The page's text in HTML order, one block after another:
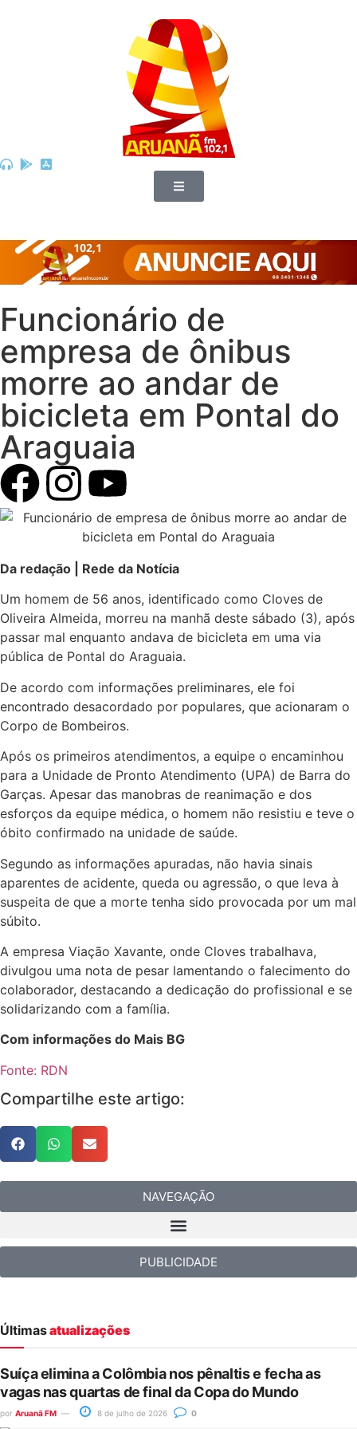
Funcionário de
empresa de ônibus
morre ao andar de
bicicleta em Pontal do
Araguaia
Da redação | Rede da Notícia
Um homem de 56 anos, identificado como Cloves de
Oliveira Almeida, morreu na manhã deste sábado (3), após
passar mal enquanto andava de bicicleta em uma via
pública de Pontal do Araguaia.
De acordo com informações preliminares, ele foi
encontrado desacordado por populares, que acionaram o
Corpo de Bombeiros.
Após os primeiros atendimentos, a equipe o encaminhou
para a Unidade de Pronto Atendimento (UPA) de Barra do
Garças. Apesar das manobras de reanimação e dos
esforços da equipe médica, o homem não resistiu e teve o
óbito confirmado na unidade de saúde.
Segundo as informações apuradas, não havia sinais
aparentes de acidente, queda ou agressão, o que leva à
suspeita de que a morte tenha sido provocada por um mal
súbito.
A empresa Viação Xavante, onde Cloves trabalhava,
divulgou uma nota de pesar lamentando o falecimento do
colaborador, destacando a dedicação do profissional e se
solidarizando com a família.
Com informações do Mais BG
Fonte: RDN
Compartilhe este artigo:
NAVEGAÇÃO
PUBLICIDADE
Últimasatualizações
Suíça elimina a Colômbia nos pênaltis e fecha as
vagas nas quartas de final da Copa do Mundo
por Aruanã FM 8 de julho de 2026 0